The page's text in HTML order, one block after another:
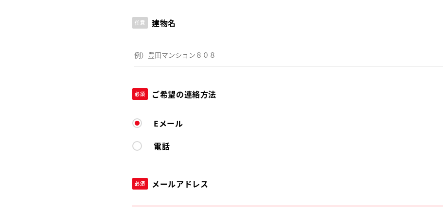
任意 建物名
必須 ご希望の連絡方法
Eメール
電話
必須 メールアドレス